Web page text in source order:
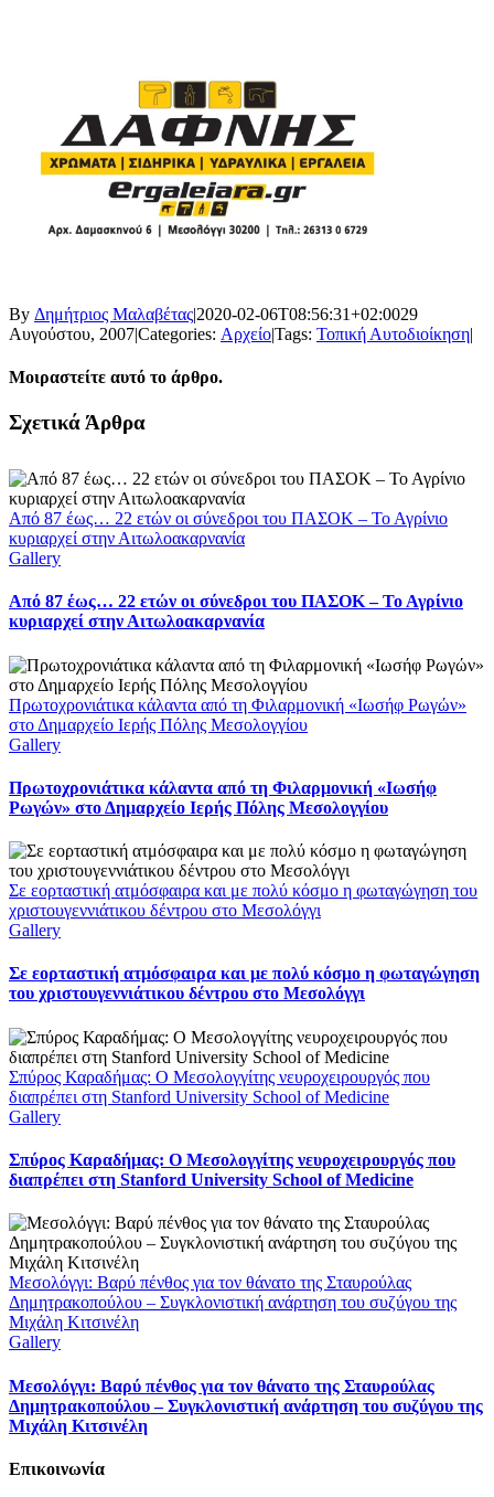
By Δημήτριος Μαλαβέτας|2020-02-06T08:56:31+02:0029
Αυγούστου, 2007|Categories: Αρχείο|Tags: Τοπική Αυτοδιοίκηση|
Μοιραστείτε αυτό το άρθρο.
Facebook
X
LinkedIn
WhatsApp
Email
Σχετικά Άρθρα
Από 87 έως… 22 ετών οι σύνεδροι του ΠΑΣΟΚ – Το Αγρίνιο
κυριαρχεί στην Αιτωλοακαρνανία
Gallery
Από 87 έως… 22 ετών οι σύνεδροι του ΠΑΣΟΚ – Το Αγρίνιο
κυριαρχεί στην Αιτωλοακαρνανία
Πρωτοχρονιάτικα κάλαντα από τη Φιλαρμονική «Ιωσήφ Ρωγών»
στο Δημαρχείο Ιερής Πόλης Μεσολογγίου
Gallery
Πρωτοχρονιάτικα κάλαντα από τη Φιλαρμονική «Ιωσήφ
Ρωγών» στο Δημαρχείο Ιερής Πόλης Μεσολογγίου
Σε εορταστική ατμόσφαιρα και με πολύ κόσμο η φωταγώγηση του
χριστουγεννιάτικου δέντρου στο Μεσολόγγι
Gallery
Σε εορταστική ατμόσφαιρα και με πολύ κόσμο η φωταγώγηση
του χριστουγεννιάτικου δέντρου στο Μεσολόγγι
Σπύρος Καραδήμας: Ο Μεσολογγίτης νευροχειρουργός που
διαπρέπει στη Stanford University School of Medicine
Gallery
Σπύρος Καραδήμας: Ο Μεσολογγίτης νευροχειρουργός που
διαπρέπει στη Stanford University School of Medicine
Μεσολόγγι: Βαρύ πένθος για τον θάνατο της Σταυρούλας
Δημητρακοπούλου – Συγκλονιστική ανάρτηση του συζύγου της
Μιχάλη Κιτσινέλη
Gallery
Μεσολόγγι: Βαρύ πένθος για τον θάνατο της Σταυρούλας
Δημητρακοπούλου – Συγκλονιστική ανάρτηση του συζύγου της
Μιχάλη Κιτσινέλη
Επικοινωνία